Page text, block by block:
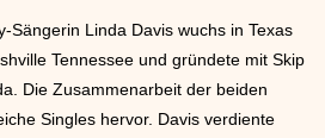
Sängerin Linda Davis wuchs in Texas
Tennessee und gründete mit Skip
Die Zusammenarbeit der beiden
Singles hervor. Davis verdiente